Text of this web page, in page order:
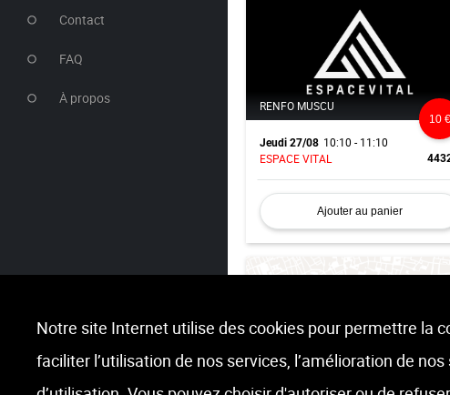
Contact
FAQ
À propos RENFO MUSCU
Jeudi 27/08 10:10 - 11:10
ESPACE VITAL
10 €
Ajouter au panier
10 €
Notre site Internet utilise des cookies pour permettre la
faciliter l’utilisation de nos services, l’amélioration de